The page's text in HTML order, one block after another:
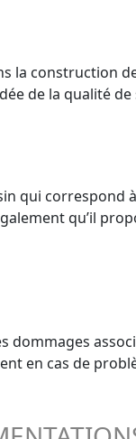
la construction
de la qualité
qui correspond
qu’il
en cas de